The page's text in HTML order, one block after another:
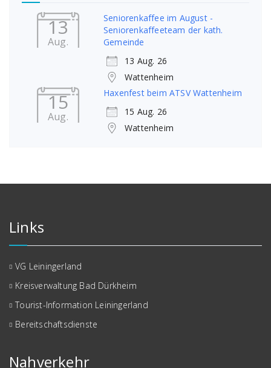
13
Aug.
Seniorenkaffee im August -
Seniorenkaffeeteam der kath.
Gemeinde
13 Aug. 26
Wattenheim
15
Aug.
Haxenfest beim ATSV Wattenheim
15 Aug. 26
Wattenheim
Links
VG Leiningerland
Kreisverwaltung Bad Dürkheim
Tourist-Information Leiningerland
Bereitschaftsdienste
Nahverkehr